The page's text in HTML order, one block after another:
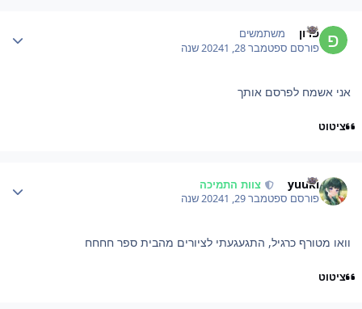
פרון משתמשים
פורסם ספטמבר 28, 2024 1 שנה
אני אשמח לפרסם אותך
ציטוט
yuuki צוות התמיכה
פורסם ספטמבר 29, 2024 1 שנה
וואו מטורף כרגיל, התגעגעתי לציורים מהבית ספר חחחח
ציטוט